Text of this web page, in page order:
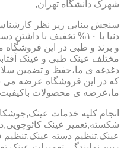
شهرک دانشگاه تهران,
سنجش بینایی زیر نظر
دنیا با ۱۰% تخفیف با
و برند و طبی در این فروشگاه
مختلف عینک طبی و عینک
دغدغه ی ما،حفظ و تضمین
که در این فروشگاه عرضه می
ما،عرضه ی محصولات
انجام کلیه خدمات
شکسته,تعمیر عینک
عینک,تنظیم دسته